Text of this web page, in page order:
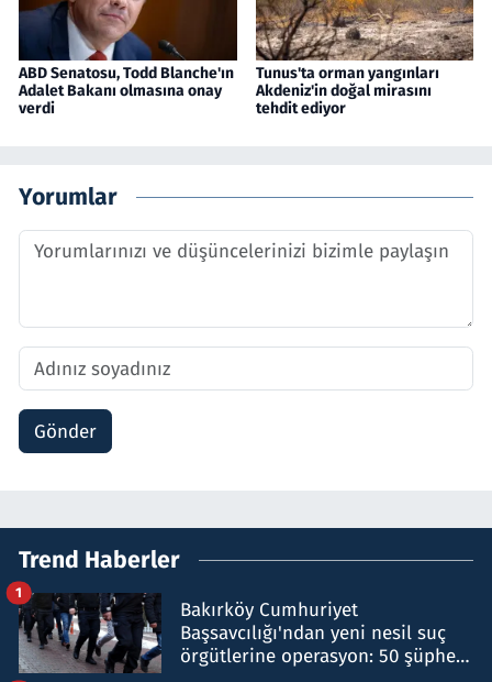
ABD Senatosu, Todd Blanche'ın
Adalet Bakanı olmasına onay
verdi
Tunus'ta orman yangınları
Akdeniz'in doğal mirasını
tehdit ediyor
Yorumlar
Gönder
Trend Haberler
Bakırköy Cumhuriyet
Başsavcılığı'ndan yeni nesil suç
örgütlerine operasyon: 50 şüpheli
1